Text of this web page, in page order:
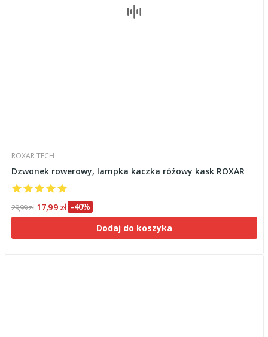
ROXAR TECH
Dzwonek rowerowy, lampka kaczka różowy kask ROXAR
29,99 zł 17,99 zł -40%
Dodaj do koszyka